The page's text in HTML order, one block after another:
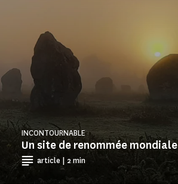
Un site de renommée mondiale
INCONTOURNABLE
article | 2 min